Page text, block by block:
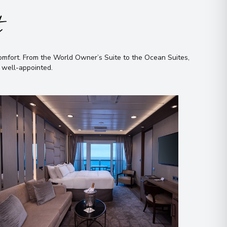
. From the World Owner’s Suite to the Ocean Suites,
well-appointed.